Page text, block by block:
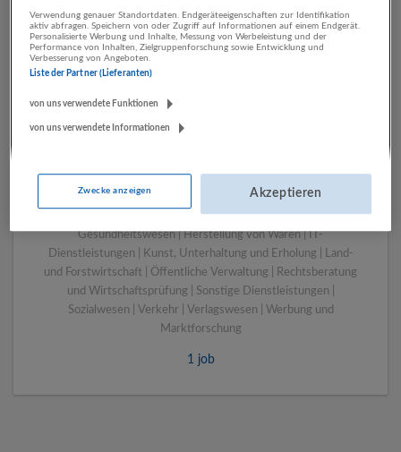
Bergheim bei Salzburg
Bau | Beherbergung und Gastronomie | Einzelhandel |
Energieversorgung | Finanz- und Versicherungsleistungen |
Gesundheitswesen | Herstellung von Waren | IT-
Dienstleistungen | Kunst, Unterhaltung und Erholung | Land-
und Forstwirtschaft | Öffentliche Verwaltung | Rechtsberatung
und Wirtschaftsprüfung | Sonstige Dienstleistungen |
Sozialwesen | Verkehr | Verlagswesen | Werbung und
Marktforschung
1 job
Verwendung genauer Standortdaten. Endgeräteeigenschaften zur Identifikation
aktiv abfragen. Speichern von oder Zugriff auf Informationen auf einem Endgerät.
Personalisierte Werbung und Inhalte, Messung von Werbeleistung und der
Performance von Inhalten, Zielgruppenforschung sowie Entwicklung und
Verbesserung von Angeboten.
Liste der Partner (Lieferanten)
von uns verwendete Funktionen
von uns verwendete Informationen
Zwecke anzeigen Akzeptieren